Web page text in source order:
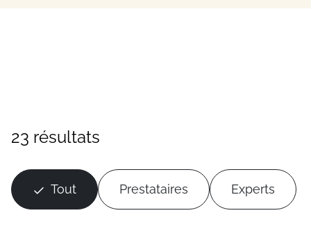
23 résultats
Tout Prestataires Experts